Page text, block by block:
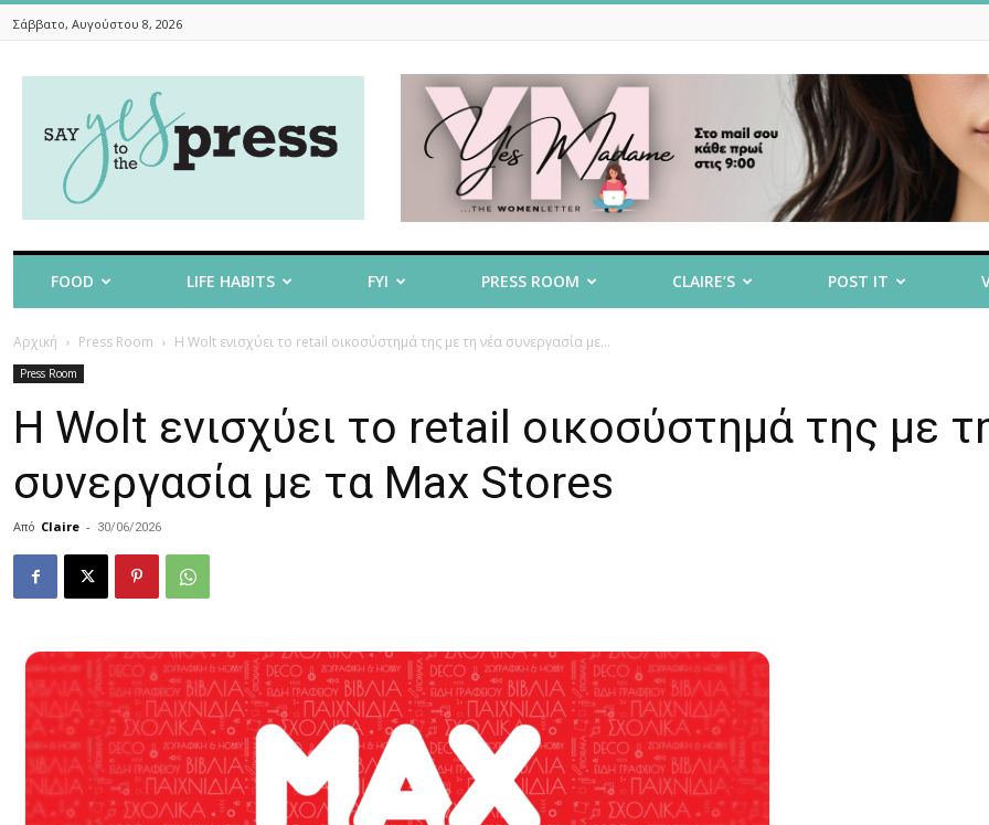
Σάββατο, Αυγούστου 8, 2026
To
The
FOOD LIFE HABITS FYI PRESS ROOM CLAIRE’S POST IT
Αρχική Press Room Η Wolt ενισχύει το retail οικοσύστημά της με τη νέα συνεργασία με...
Press Room
Η Wolt ενισχύει το retail οικοσύστημά της με
συνεργασία με τα Max Stores
Από Claire - 30/06/2026